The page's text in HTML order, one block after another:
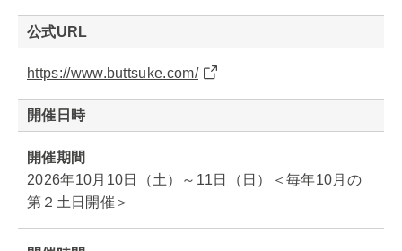
公式URL
https://www.buttsuke.com/
開催日時
開催期間
2026年10月10日（土）～11日（日）＜毎年10月の
第２土日開催＞